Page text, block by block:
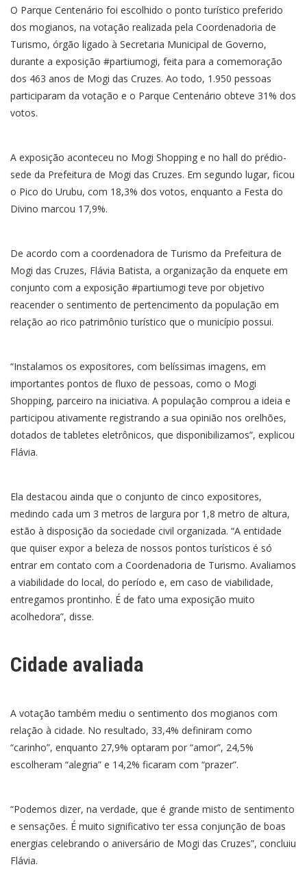
O Parque Centenário foi escolhido o ponto turístico preferido
dos mogianos, na votação realizada pela Coordenadoria de
Turismo, órgão ligado à Secretaria Municipal de Governo,
durante a exposição #partiumogi, feita para a comemoração
dos 463 anos de Mogi das Cruzes. Ao todo, 1.950 pessoas
participaram da votação e o Parque Centenário obteve 31% dos
votos.
A exposição aconteceu no Mogi Shopping e no hall do prédio-
sede da Prefeitura de Mogi das Cruzes. Em segundo lugar, ficou
o Pico do Urubu, com 18,3% dos votos, enquanto a Festa do
Divino marcou 17,9%.
De acordo com a coordenadora de Turismo da Prefeitura de
Mogi das Cruzes, Flávia Batista, a organização da enquete em
conjunto com a exposição #partiumogi teve por objetivo
reacender o sentimento de pertencimento da população em
relação ao rico patrimônio turístico que o município possui.
“Instalamos os expositores, com belíssimas imagens, em
importantes pontos de fluxo de pessoas, como o Mogi
Shopping, parceiro na iniciativa. A população comprou a ideia e
participou ativamente registrando a sua opinião nos orelhões,
dotados de tabletes eletrônicos, que disponibilizamos”, explicou
Flávia.
Ela destacou ainda que o conjunto de cinco expositores,
medindo cada um 3 metros de largura por 1,8 metro de altura,
estão à disposição da sociedade civil organizada. “A entidade
que quiser expor a beleza de nossos pontos turísticos é só
entrar em contato com a Coordenadoria de Turismo. Avaliamos
a viabilidade do local, do período e, em caso de viabilidade,
entregamos prontinho. É de fato uma exposição muito
acolhedora”, disse.
Cidade avaliada
A votação também mediu o sentimento dos mogianos com
relação à cidade. No resultado, 33,4% definiram como
“carinho”, enquanto 27,9% optaram por “amor”, 24,5%
escolheram “alegria” e 14,2% ficaram com “prazer”.
“Podemos dizer, na verdade, que é grande misto de sentimento
e sensações. É muito significativo ter essa conjunção de boas
energias celebrando o aniversário de Mogi das Cruzes”, concluiu
Flávia.